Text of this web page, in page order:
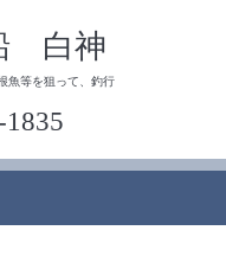
白神
魚等を狙って、釣行